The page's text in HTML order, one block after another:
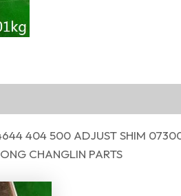
404 500 ADJUST SHIM
CHANGLIN PARTS